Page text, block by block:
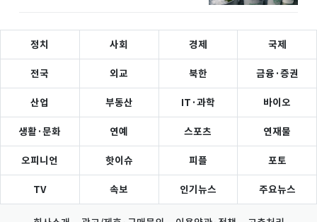
정치 사회 경제 국제
전국 외교 북한 금융·증권
산업 부동산 IT·과학 바이오
생활·문화 연예 스포츠 연재물
오피니언 핫이슈 피플 포토
TV 속보 인기뉴스 주요뉴스